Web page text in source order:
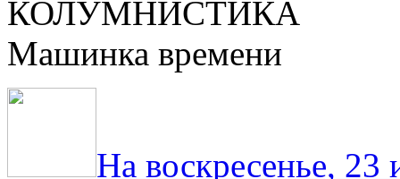
КОЛУМНИСТИКА
Машинка времени
На воскресенье,